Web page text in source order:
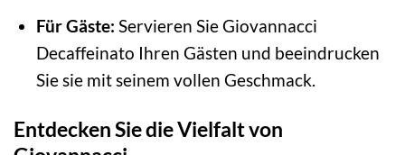
Für Gäste: Servieren Sie Giovannacci
Decaffeinato Ihren Gästen und beeindrucken
Sie sie mit seinem vollen Geschmack.
Entdecken Sie die Vielfalt von